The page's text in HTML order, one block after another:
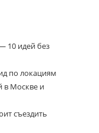
10 идей без
по локациям
в Москве и
съездить